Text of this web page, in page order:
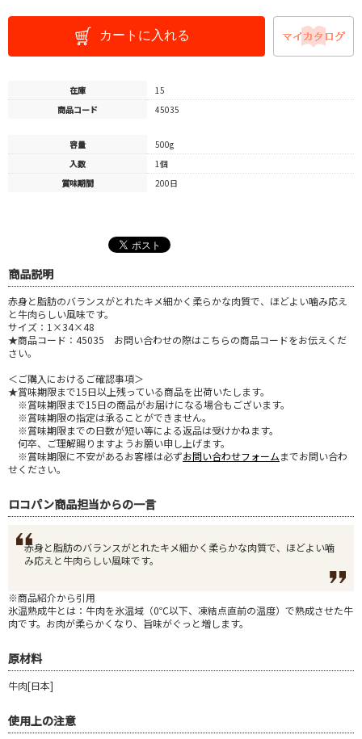
カートに入れる
在庫
15
商品コード
45035
容量
500g
入数
1個
賞味期間
200日
商品説明
赤身と脂肪のバランスがとれたキメ細かく柔らかな肉質で、ほどよい噛み応え
と牛肉らしい風味です。
サイズ：1×34×48
★商品コード：45035 お問い合わせの際はこちらの商品コードをお伝えくだ
さい。
＜ご購入におけるご確認事項＞
★賞味期限まで15日以上残っている商品を出荷いたします。
※賞味期限まで15日の商品がお届けになる場合もございます。
※賞味期限の指定は承ることができません。
※賞味期限までの日数が短い等による返品は受けかねます。
何卒、ご理解賜りますようお願い申し上げます。
※賞味期限に不安があるお客様は必ずお問い合わせフォームまでお問い合わ
せください。
ロコパン商品担当からの一言
赤身と脂肪のバランスがとれたキメ細かく柔らかな肉質で、ほどよい噛
み応えと牛肉らしい風味です。
※商品紹介から引用
氷温熟成牛とは：牛肉を氷温域（0℃以下、凍結点直前の温度）で熟成させた牛
肉です。お肉が柔らかくなり、旨味がぐっと増します。
原材料
牛肉[日本]
使用上の注意